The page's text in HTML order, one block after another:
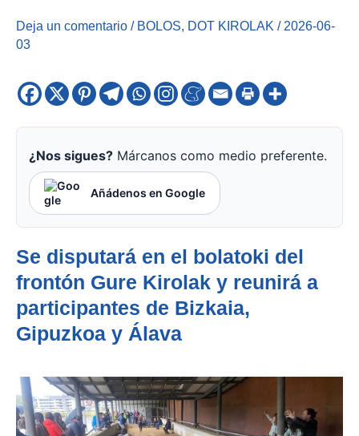
Deja un comentario / BOLOS, DOT KIROLAK / 2026-06-
03
¿Nos sigues? Márcanos como medio preferente.
Añádenos en Google
Se disputará en el bolatoki del
frontón Gure Kirolak y reunirá a
participantes de Bizkaia,
Gipuzkoa y Álava